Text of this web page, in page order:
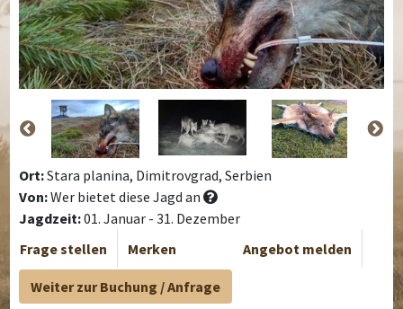
Ort:Stara planina, Dimitrovgrad, Serbien
Von:Wer bietet diese Jagd an
Jagdzeit:01. Januar - 31. Dezember
Frage stellen
Merken Angebot melden
Weiter zur Buchung / Anfrage